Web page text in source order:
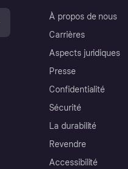
À propos de nous
Carrières
Aspects juridiques
Presse
Confidentialité
Sécurité
La durabilité
Revendre
Accessibilité